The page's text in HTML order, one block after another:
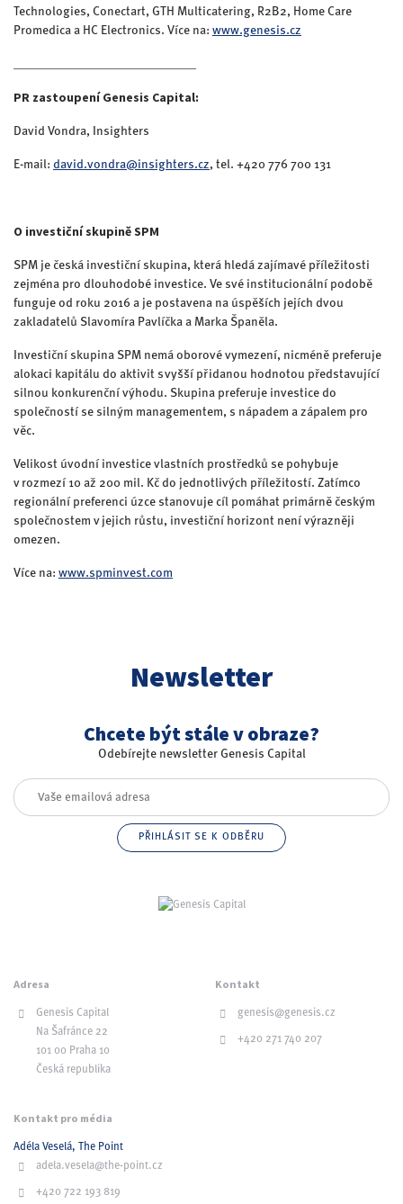
Technologies, Conectart, GTH Multicatering, R2B2, Home Care
Promedica a HC Electronics. Více na: www.genesis.cz
PR zastoupení Genesis Capital:
David Vondra, Insighters
E-mail: david.vondra@insighters.cz, tel. +420 776 700 131
O investiční skupině SPM
SPM je česká investiční skupina, která hledá zajímavé příležitosti
zejména pro dlouhodobé investice. Ve své institucionální podobě
funguje od roku 2016 a je postavena na úspěších jejích dvou
zakladatelů Slavomíra Pavlíčka a Marka Španěla.
Investiční skupina SPM nemá oborové vymezení, nicméně preferuje
alokaci kapitálu do aktivit s vyšší přidanou hodnotou představující
silnou konkurenční výhodu. Skupina preferuje investice do
společností se silným managementem, s nápadem a zápalem pro
věc.
Velikost úvodní investice vlastních prostředků se pohybuje
v rozmezí 10 až 200 mil. Kč do jednotlivých příležitostí. Zatímco
regionální preferenci úzce stanovuje cíl pomáhat primárně českým
společnostem v jejich růstu, investiční horizont není výrazněji
omezen.
Více na: www.spminvest.com
Newsletter
Chcete být stále v obraze?
Odebírejte newsletter Genesis Capital
Adresa
Genesis Capital
Na Šafránce 22
101 00 Praha 10
Česká republika
Kontakt
genesis@genesis.cz
+420 271 740 207
Kontakt pro média
Adéla Veselá, The Point
adela.vesela@the-point.cz
+420 722 193 819